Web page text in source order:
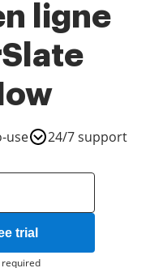
ligne
use 24/7 support
trial